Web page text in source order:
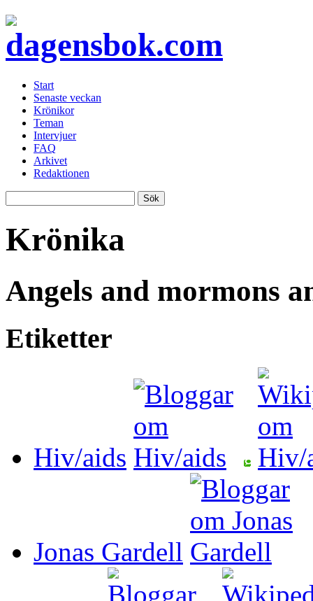
Start
Senaste veckan
Krönikor
Teman
Intervjuer
FAQ
Arkivet
Redaktionen
Krönika
Angels and mormons
Etiketter
Hiv/aids
Jonas Gardell